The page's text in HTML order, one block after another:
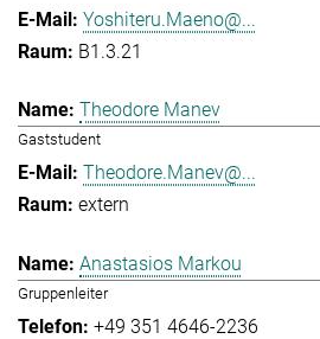
Yoshiteru.Maeno@...
B1.3.21
Theodore Manev
Gaststudent
Theodore.Manev@...
extern
Anastasios Markou
Gruppenleiter
+49 351 4646-2236